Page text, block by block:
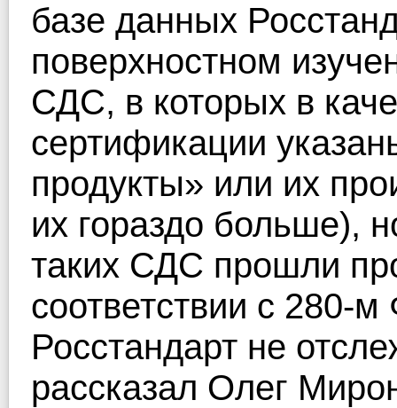
базе данных
поверхностном
СДС, в которых в
сертификации
продукты» или их
их гораздо больше),
таких СДС прошли
соответствии с 280-
Росстандарт не
рассказал Олег